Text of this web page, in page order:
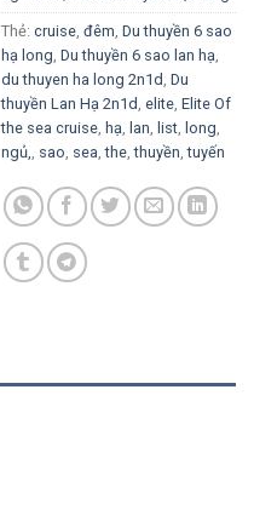
Thẻ: cruise đêm Du thuyền 6 sao
hạ long Du thuyền 6 sao lan hạ
du thuyen ha long 2n1d Du
thuyền Lan Hạ 2n1d elite Elite Of
the sea cruise hạ lan list long
ngủ,
sao sea ,the ,thuyền ,tuyến